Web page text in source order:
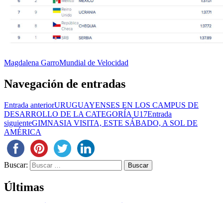
Magdalena GarroMundial de Velocidad
Navegación de entradas
Entrada anteriorURUGUAYENSES EN LOS CAMPUS DE
DESARROLLO DE LA CATEGORÍA U17Entrada
siguienteGIMNASIA VISITA, ESTE SÁBADO, A SOL DE
AMÉRICA
Buscar:
Últimas